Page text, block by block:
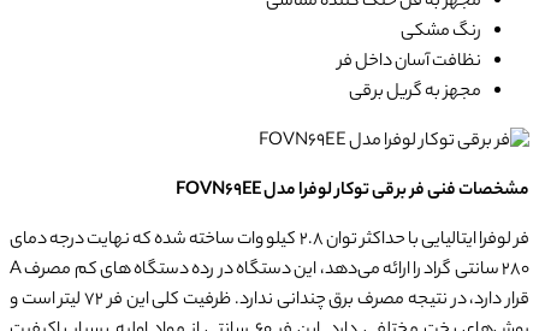
رنگ مشکی
نظافت آسان داخل فر
مجهز به گریل برقی
مشخصات فنی فر برقی توکار لوفرا مدل FOVN69EE
فر لوفرا ایتالیایی با حداکثر توان 2.8 کیلو وات ساخته شده که نهایت درجه دمای
280 سانتی گراد را ارائه می‌دهد، این دستگاه در رده دستگاه های کم مصرف A
قرار دارد، در نتیجه مصرف برق چندانی ندارد. ظرفیت کلی این فر 72 لیتر است و